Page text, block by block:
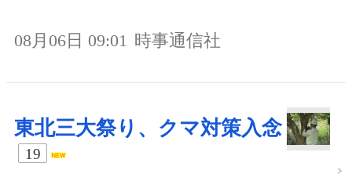
08月06日 09:01 時事通信社
東北三大祭り、クマ対策入念
19